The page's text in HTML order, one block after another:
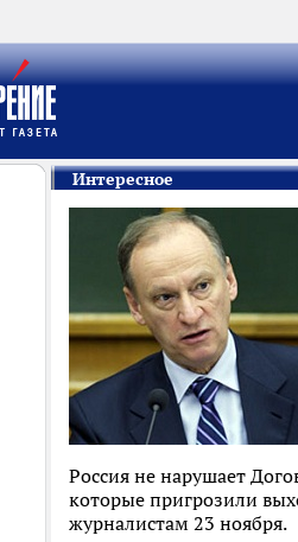
Интересное
Россия не нарушает
которые пригрозили
журналистам 23 ноября.